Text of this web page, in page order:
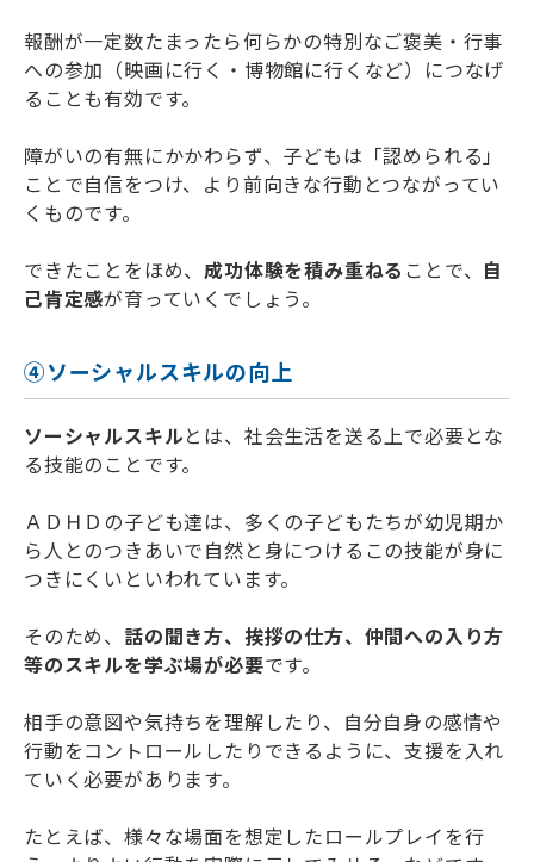
報酬が一定数たまったら何らかの特別なご褒美・行事
への参加（映画に行く・博物館に行くなど）につなげ
ることも有効です。
障がいの有無にかかわらず、子どもは「認められる」
ことで自信をつけ、より前向きな行動とつながってい
くものです。
できたことをほめ、成功体験を積み重ねる ことで、 自
己肯定感が育っていくでしょう。
④ソーシャルスキルの向上
ソーシャルスキルとは、社会生活を送る上で必要とな
る技能のことです。
ＡＤＨＤの子ども達は、多くの子どもたちが幼児期か
ら人とのつきあいで自然と身につけるこの技能が身に
つきにくいといわれています。
そのため、 話の聞き方、挨拶の仕方、仲間への入り方
等のスキルを学ぶ場が必要です。
相手の意図や気持ちを理解したり、自分自身の感情や
行動をコントロールしたりできるように、支援を入れ
ていく必要があります。
たとえば、様々な場面を想定したロールプレイを行